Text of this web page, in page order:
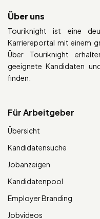
Über uns
Touriknight ist eine
Karriereportal mit einem
Über Touriknight
geeignete Kandidaten
finden.
Für Arbeitgeber
Übersicht
Kandidatensuche
Jobanzeigen
Kandidatenpool
Employer Branding
Jobvideos